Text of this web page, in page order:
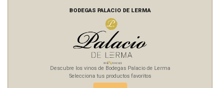
BODEGAS PALACIO DE LERMA
Descubre los vinos de Bodegas Palacio de Lerma
Selecciona tus productos favoritos